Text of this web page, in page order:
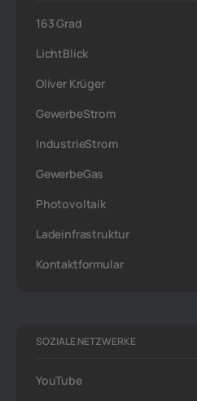
163 Grad
LichtBlick
Oliver Krüger
GewerbeStrom
IndustrieStrom
GewerbeGas
Photovoltaik
Ladeinfrastruktur
Kontaktformular
SOZIALE NETZWERKE
YouTube